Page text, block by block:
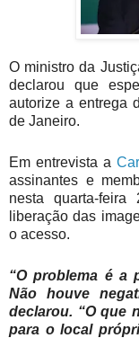
O ministro da
declarou que
autorize a entrega
de Janeiro.
Em entrevista a
assinantes e
nesta quarta-
liberação das
o acesso.
“O problema é a
Não houve
declarou. “O que
para o local